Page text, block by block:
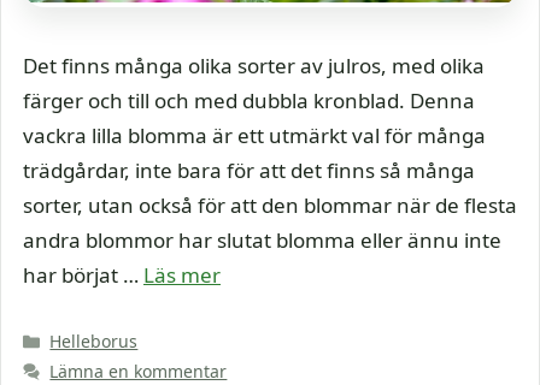
Det finns många olika sorter av julros, med olika
färger och till och med dubbla kronblad. Denna
vackra lilla blomma är ett utmärkt val för många
trädgårdar, inte bara för att det finns så många
sorter, utan också för att den blommar när de flesta
andra blommor har slutat blomma eller ännu inte
har börjat … Läs mer
Kategorier
Helleborus
Lämna en kommentar